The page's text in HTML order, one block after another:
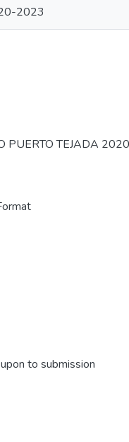
2023
PUERTO TEJADA
to submission